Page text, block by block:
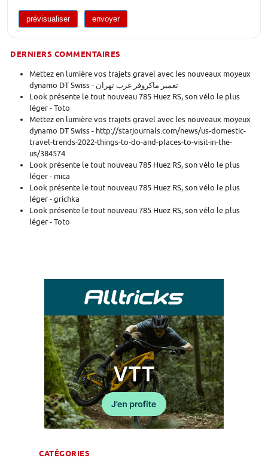
DERNIERS COMMENTAIRES
Mettez en lumière vos trajets gravel avec les nouveaux moyeux
dynamo DT Swiss - تعمیر ماکروفر غرب تهران
Look présente le tout nouveau 785 Huez RS, son vélo le plus
léger - Toto
Mettez en lumière vos trajets gravel avec les nouveaux moyeux
dynamo DT Swiss - http://starjournals.com/news/us-domestic-
travel-trends-2022-things-to-do-and-places-to-visit-in-the-
us/384574
Look présente le tout nouveau 785 Huez RS, son vélo le plus
léger - mica
Look présente le tout nouveau 785 Huez RS, son vélo le plus
léger - grichka
Look présente le tout nouveau 785 Huez RS, son vélo le plus
léger - Toto
CATÉGORIES